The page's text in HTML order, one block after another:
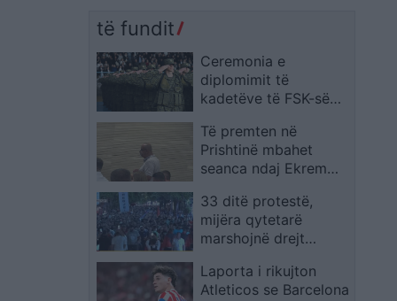
të fundit
Ceremonia e
diplomimit të
kadetëve të FSK-së
fokus te forcimi i
mbrojtjes së Kosovës
Të premten në
Prishtinë mbahet
seanca ndaj Ekrem
për krime lufte
33 ditë protestë,
mijëra qytetarë
marshojnë drejt
thirrjeve kundër
policisë
Laporta i rikujton
Atleticos se Barcelona